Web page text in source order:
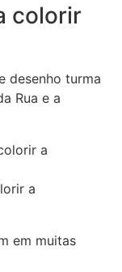
colorir
desenho turma
Rua e a
a
em muitas